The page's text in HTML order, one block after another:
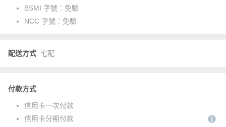
BSMI 字號： 免驗
NCC 字號： 免驗
配送方式 宅配
付款方式
信用卡一次付款
信用卡分期付款